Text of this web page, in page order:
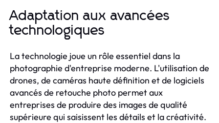
Adaptation aux avancées
technologiques
La technologie joue un rôle essentiel dans la
photographie d'entreprise moderne. L'utilisation de
drones, de caméras haute définition et de logiciels
avancés de retouche photo permet aux
entreprises de produire des images de qualité
supérieure qui saisissent les détails et la créativité.